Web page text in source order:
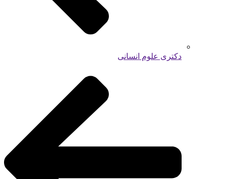
دکتری علوم انسانی